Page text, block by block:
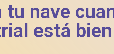
tu nave
está bien